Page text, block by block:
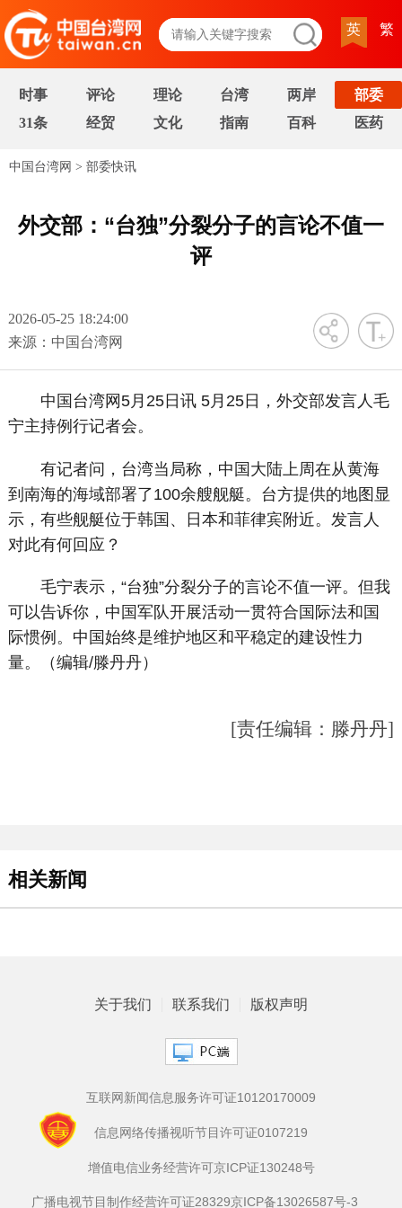
英 繁
时事 评论 理论 台湾 两岸
部委
31条
经贸 文化 指南 百科 医药
中国台湾网 > 部委快讯
外交部：“台独”分裂分子的言论不值一
评
2026-05-25 18:24:00
来源：中国台湾网
字号
中国台湾网5月25日讯 5月25日，外交部发言人毛
宁主持例行记者会。
有记者问，台湾当局称，中国大陆上周在从黄海
到南海的海域部署了100余艘舰艇。台方提供的地图显
示，有些舰艇位于韩国、日本和菲律宾附近。发言人
对此有何回应？
毛宁表示，“台独”分裂分子的言论不值一评。但我
可以告诉你，中国军队开展活动一贯符合国际法和国
际惯例。中国始终是维护地区和平稳定的建设性力
量。（编辑/滕丹丹）
[责任编辑：滕丹丹]
相关新闻
关于我们 联系我们 版权声明
互联网新闻信息服务许可证10120170009
信息网络传播视听节目许可证0107219
增值电信业务经营许可京ICP证130248号
广播电视节目制作经营许可证28329京ICP备13026587号-3